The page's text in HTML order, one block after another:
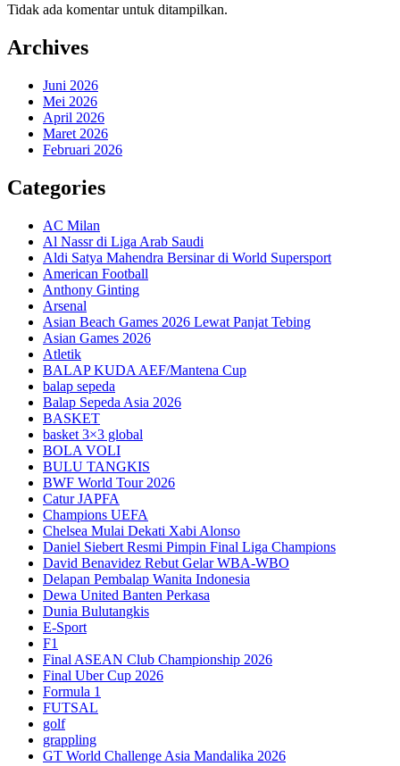
Tidak ada komentar untuk ditampilkan.
Archives
Juni 2026
Mei 2026
April 2026
Maret 2026
Februari 2026
Categories
AC Milan
Al Nassr di Liga Arab Saudi
Aldi Satya Mahendra Bersinar di World Supersport
American Football
Anthony Ginting
Arsenal
Asian Beach Games 2026 Lewat Panjat Tebing
Asian Games 2026
Atletik
BALAP KUDA AEF/Mantena Cup
balap sepeda
Balap Sepeda Asia 2026
BASKET
basket 3×3 global
BOLA VOLI
BULU TANGKIS
BWF World Tour 2026
Catur JAPFA
Champions UEFA
Chelsea Mulai Dekati Xabi Alonso
Daniel Siebert Resmi Pimpin Final Liga Champions
David Benavidez Rebut Gelar WBA-WBO
Delapan Pembalap Wanita Indonesia
Dewa United Banten Perkasa
Dunia Bulutangkis
E-Sport
F1
Final ASEAN Club Championship 2026
Final Uber Cup 2026
Formula 1
FUTSAL
golf
grappling
GT World Challenge Asia Mandalika 2026